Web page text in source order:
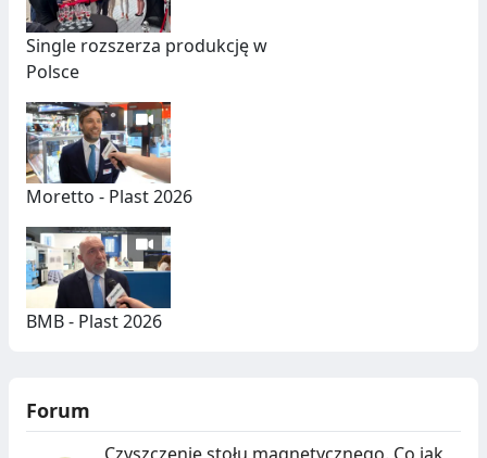
Single rozszerza produkcję w
Polsce
Moretto - Plast 2026
BMB - Plast 2026
Forum